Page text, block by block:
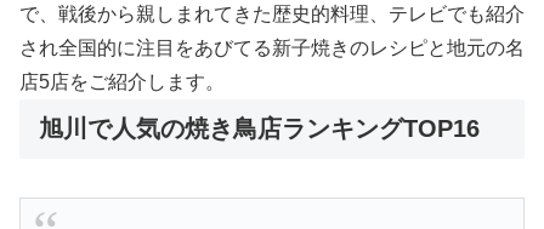
で、戦後から親しまれてきた歴史的料理、テレビでも紹介
され全国的に注目をあびてる新子焼きのレシピと地元の名
店5店をご紹介します。
旭川で人気の焼き鳥店ランキングTOP16